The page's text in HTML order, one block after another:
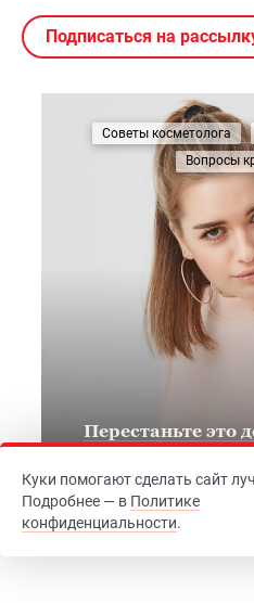
Подписаться на
Советы косметолога
Вопросы
Перестаньте это
Куки помогают сделать сайт
Подробнее — в Политике
конфиденциальности.